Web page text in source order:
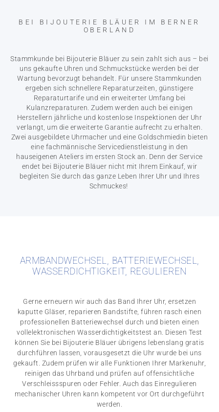
BEI BIJOUTERIE BLÄUER IM BERNER
OBERLAND
Stammkunde bei Bijouterie Bläuer zu sein zahlt sich aus – bei
uns gekaufte Uhren und Schmuckstücke werden bei der
Wartung bevorzugt behandelt. Für unsere Stammkunden
ergeben sich schnellere Reparaturzeiten, günstigere
Reparaturtarife und ein erweiterter Umfang bei
Kulanzreparaturen. Zudem werden auch bei einigen
Herstellern jährliche und kostenlose Inspektionen der Uhr
verlangt, um die erweiterte Garantie aufrecht zu erhalten.
Zwei ausgebildete Uhrmacher und eine Goldschmiedin bieten
eine fachmännische Servicedienstleistung in den
hauseigenen Ateliers im ersten Stock an. Denn der Service
endet bei Bijouterie Bläuer nicht mit Ihrem Einkauf, wir
begleiten Sie durch das ganze Leben Ihrer Uhr und Ihres
Schmuckes!
ARMBANDWECHSEL, BATTERIEWECHSEL,
WASSERDICHTIGKEIT, REGULIEREN
Gerne erneuern wir auch das Band Ihrer Uhr, ersetzen
kaputte Gläser, reparieren Bandstifte, führen rasch einen
professionellen Batteriewechsel durch und bieten einen
vollelektronischen Wasserdichtigkeitstest an. Diesen Test
können Sie bei Bijouterie Bläuer übrigens lebenslang gratis
durchführen lassen, vorausgesetzt die Uhr wurde bei uns
gekauft. Zudem prüfen wir alle Funktionen Ihrer Markenuhr,
reinigen das Uhrband und prüfen auf offensichtliche
Verschleissspuren oder Fehler. Auch das Einregulieren
mechanischer Uhren kann kompetent vor Ort durchgeführt
werden.